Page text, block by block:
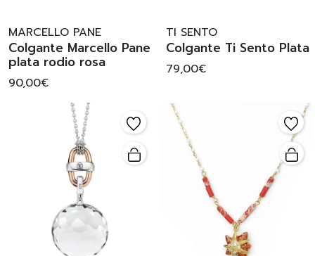
MARCELLO PANE
Colgante Marcello Pane
plata rodio rosa
90,00€
TI SENTO
Colgante Ti Sento Plata
79,00€